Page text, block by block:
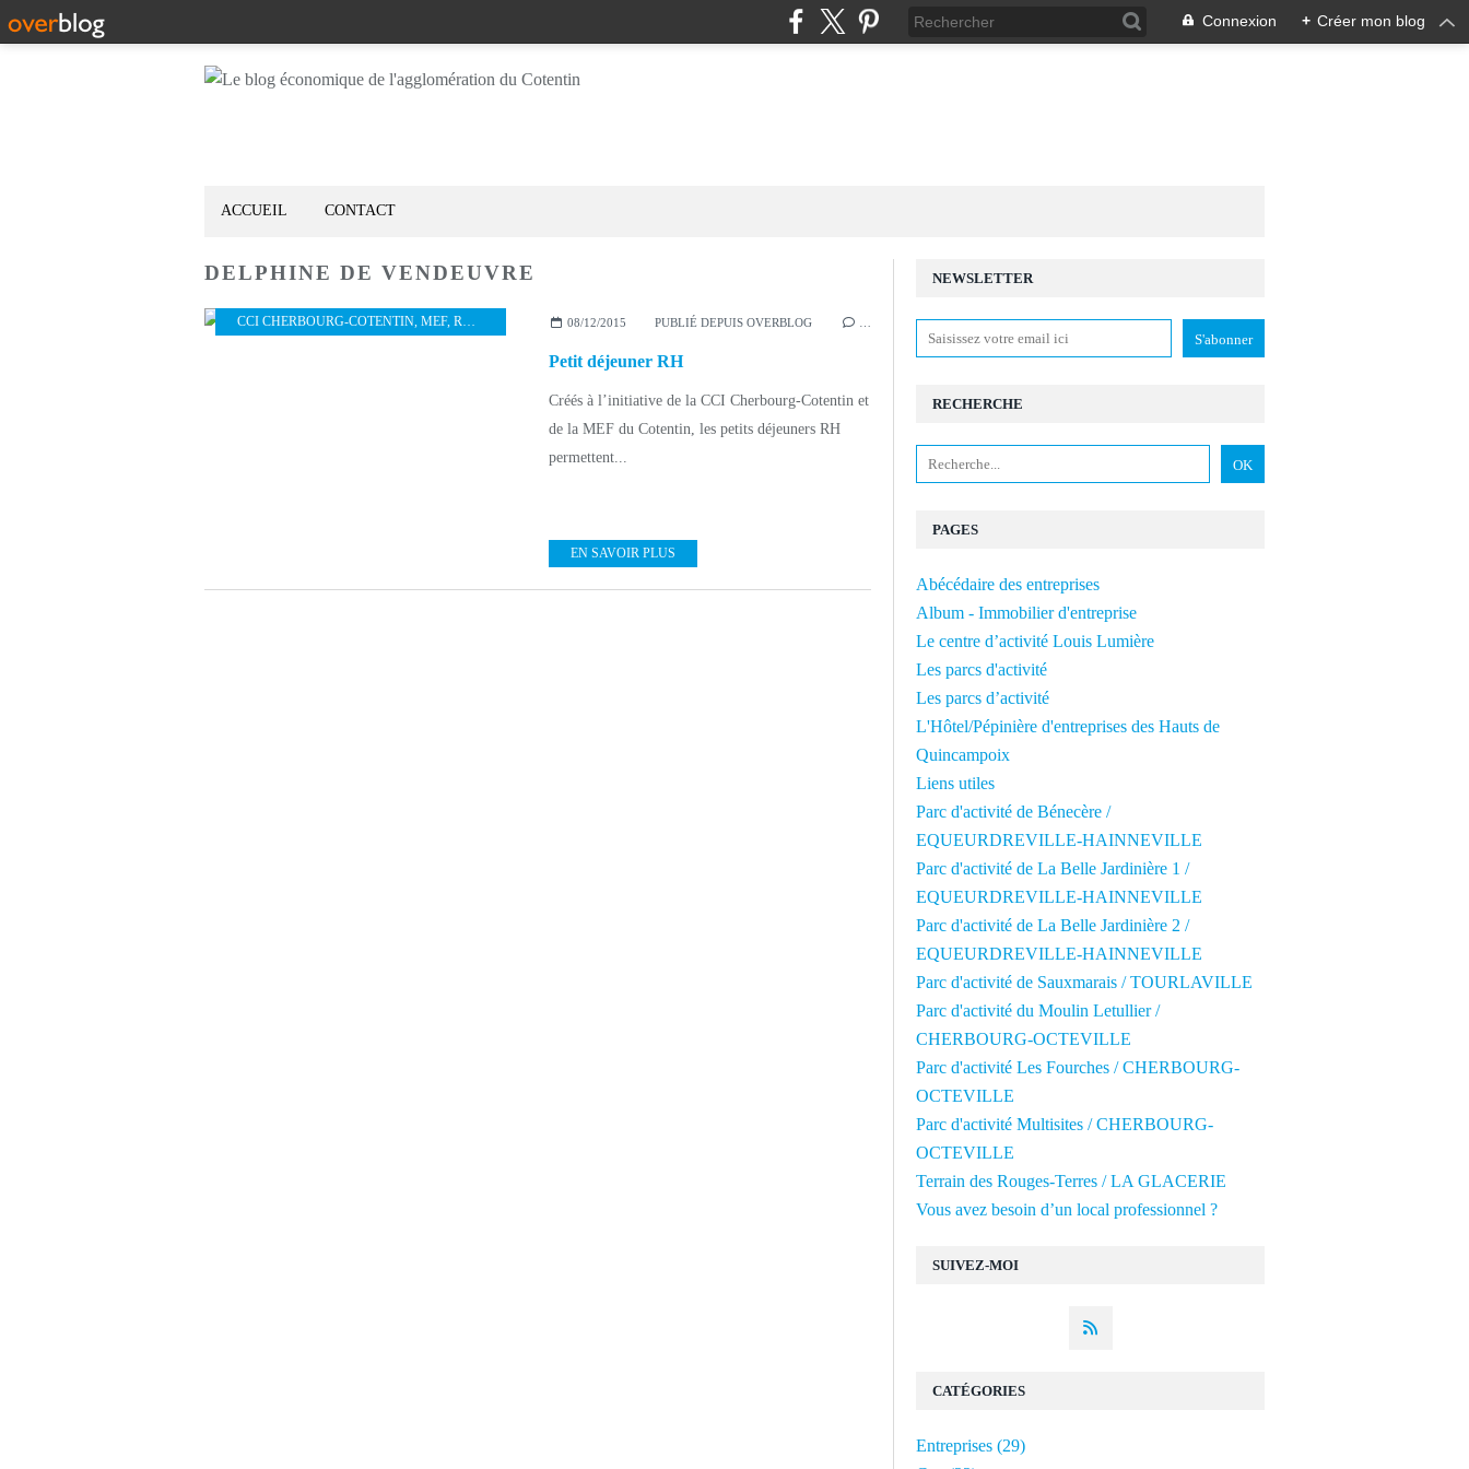
Connexion + Créer mon blog
ACCUEIL CONTACT
DELPHINE DE VENDEUVRE
CCI CHERBOURG-COTENTIN MEF, RH PETIT DÉJEUNER,EMPLOI MANAGEMENT,ENTREPRISE OLIVIER DUTILLOY,DELPHINE DE VENDEUVRE
08/12/2015 PUBLIÉ DEPUIS OVERBLOG
Petit déjeuner RH
Créés à l’initiative de la CCI Cherbourg-Cotentin et
de la MEF du Cotentin, les petits déjeuners RH
permettent...
EN SAVOIR PLUS
NEWSLETTER
SUIVEZ-MOI
RECHERCHE
PAGES
Abécédaire des entreprises
Album - Immobilier d'entreprise
Le centre d’activité Louis Lumière
Les parcs d'activité
Les parcs d’activité
L'Hôtel/Pépinière d'entreprises des Hauts de
Quincampoix
Liens utiles
Parc d'activité de Bénecère /
EQUEURDREVILLE-HAINNEVILLE
Parc d'activité de La Belle Jardinière 1 /
EQUEURDREVILLE-HAINNEVILLE
Parc d'activité de La Belle Jardinière 2 /
EQUEURDREVILLE-HAINNEVILLE
Parc d'activité de Sauxmarais / TOURLAVILLE
Parc d'activité du Moulin Letullier /
CHERBOURG-OCTEVILLE
Parc d'activité Les Fourches / CHERBOURG-
OCTEVILLE
Parc d'activité Multisites / CHERBOURG-
OCTEVILLE
Terrain des Rouges-Terres / LA GLACERIE
Vous avez besoin d’un local professionnel ?
CATÉGORIES
Entreprises (29)